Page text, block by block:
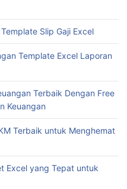
Slip Gaji Excel
Template Excel Laporan
Terbaik Dengan Free
Keuangan
Terbaik untuk Menghemat
Excel yang Tepat untuk